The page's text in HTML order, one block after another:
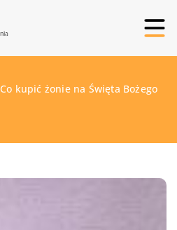
Co kupić żonie na Święta Bożego